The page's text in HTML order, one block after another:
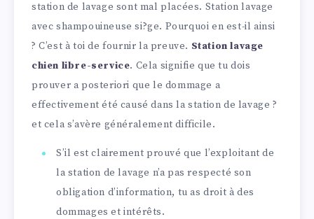
station de lavage sont mal placées. Station lavage
avec shampouineuse si?ge. Pourquoi en est-il ainsi
? C’est à toi de fournir la preuve. Station lavage
chien libre-service. Cela signifie que tu dois
prouver a posteriori que le dommage a
effectivement été causé dans la station de lavage ?
et cela s’avère généralement difficile.
S’il est clairement prouvé que l’exploitant de
la station de lavage n’a pas respecté son
obligation d’information, tu as droit à des
dommages et intérêts.